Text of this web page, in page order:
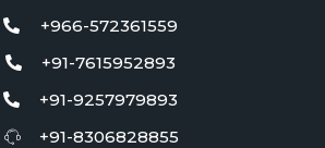
+966-572361559
+91-7615952893
+91-9257979893
+91-8306828855